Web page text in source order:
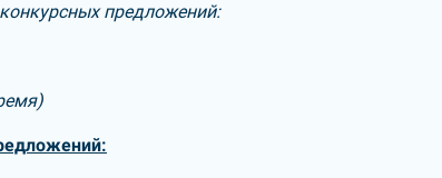
предложений: